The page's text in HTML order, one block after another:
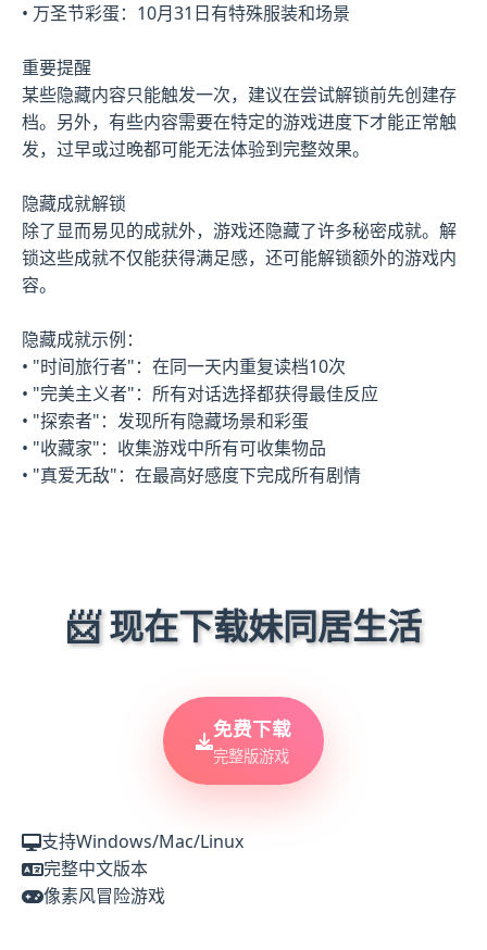
• 万圣节彩蛋：10月31日有特殊服装和场景
重要提醒
某些隐藏内容只能触发一次，建议在尝试解锁前先创建存
档。另外，有些内容需要在特定的游戏进度下才能正常触
发，过早或过晚都可能无法体验到完整效果。
隐藏成就解锁
除了显而易见的成就外，游戏还隐藏了许多秘密成就。解
锁这些成就不仅能获得满足感，还可能解锁额外的游戏内
容。
隐藏成就示例：
• "时间旅行者"：在同一天内重复读档10次
• "完美主义者"：所有对话选择都获得最佳反应
• "探索者"：发现所有隐藏场景和彩蛋
• "收藏家"：收集游戏中所有可收集物品
• "真爱无敌"：在最高好感度下完成所有剧情
📨 现在下载妹同居生活
免费下载
完整版游戏
支持Windows/Mac/Linux
完整中文版本
像素风冒险游戏